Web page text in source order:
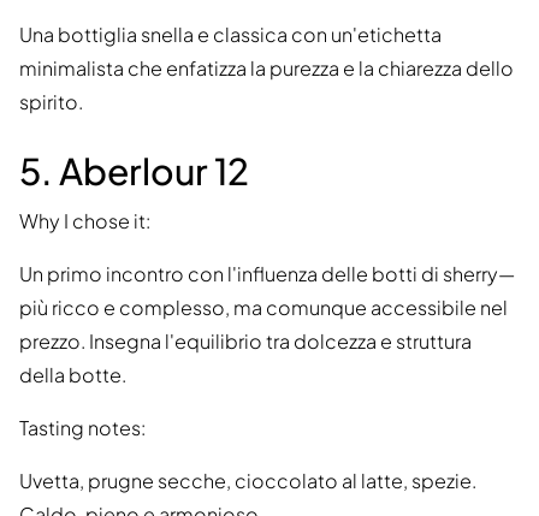
Una bottiglia snella e classica con un'etichetta
minimalista che enfatizza la purezza e la chiarezza dello
spirito.
5. Aberlour 12
Why I chose it:
Un primo incontro con l'influenza delle botti di sherry—
più ricco e complesso, ma comunque accessibile nel
prezzo. Insegna l'equilibrio tra dolcezza e struttura
della botte.
Tasting notes:
Uvetta, prugne secche, cioccolato al latte, spezie.